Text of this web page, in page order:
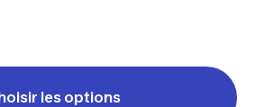
les options